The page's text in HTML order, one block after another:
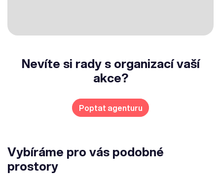
Nevíte si rady s organizací vaší
akce?
Poptat agenturu
Vybíráme pro vás podobné
prostory